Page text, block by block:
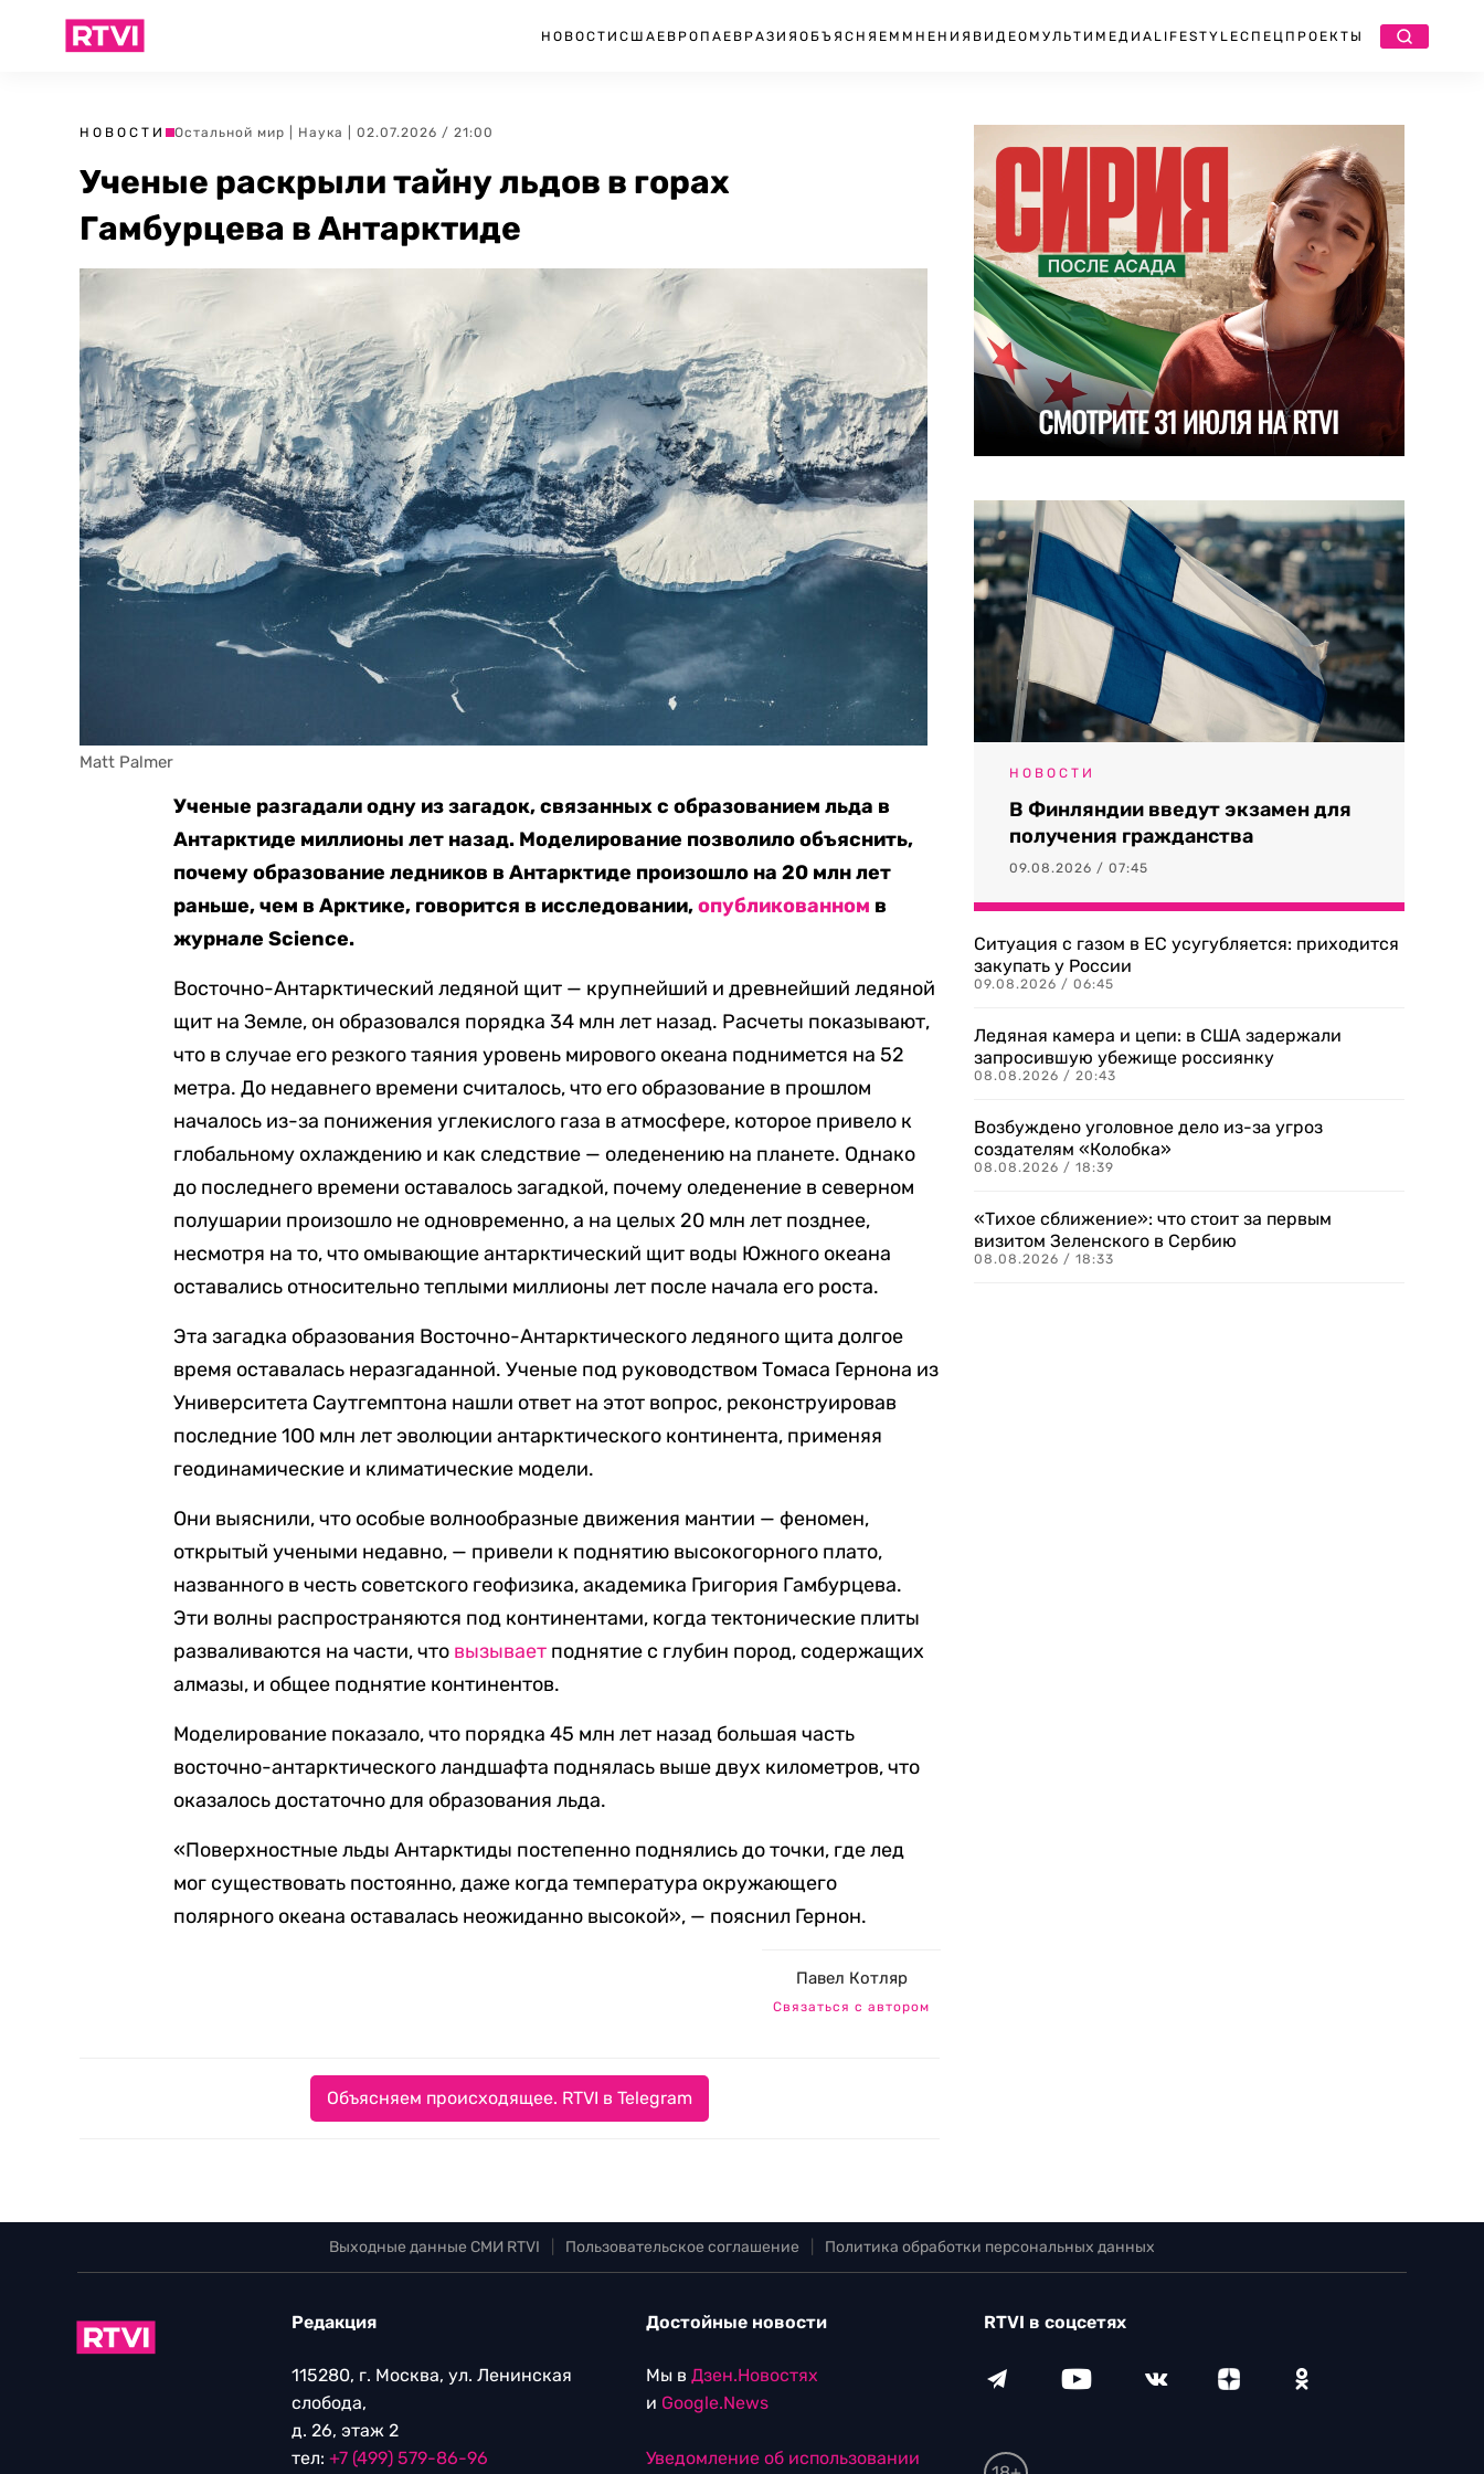
НОВОСТИ США ЕВРОПА ЕВРАЗИЯ ОБЪЯСНЯЕМ МНЕНИЯ ВИДЕО МУЛЬТИМЕДИА LIFESTYLEСПЕЦПРОЕКТЫ
НОВОСТИ Остальной мир Наука | 02.07.2026 / 21:00
Ученые раскрыли тайну льдов в горах
Гамбурцева в Антарктиде
Matt Palmer
Ученые разгадали одну из загадок, связанных с образованием льда в
Антарктиде миллионы лет назад. Моделирование позволило объяснить,
почему образование ледников в Антарктиде произошло на 20 млн лет
раньше, чем в Арктике, говорится в исследовании,опубликованном в
журналеScience.
Восточно-Антарктический ледяной щит — крупнейший и древнейший ледяной
щит на Земле, он образовался порядка 34 млн лет назад. Расчеты показывают,
что в случае его резкого таяния уровень мирового океана поднимется на 52
метра. До недавнего времени считалось, что его образование в прошлом
началось из-за понижения углекислого газа в атмосфере, которое привело к
глобальному охлаждению и как следствие — оледенению на планете. Однако
до последнего времени оставалось загадкой, почему оледенение в северном
полушарии произошло не одновременно, а на целых 20 млн лет позднее,
несмотря на то, что омывающие антарктический щит воды Южного океана
оставались относительно теплыми миллионы лет после начала его роста.
Эта загадка образования Восточно-Антарктического ледяного щита долгое
время оставалась неразгаданной. Ученые под руководством Томаса Гернона из
Университета Саутгемптона нашли ответ на этот вопрос, реконструировав
последние 100 млн лет эволюции антарктического континента, применяя
геодинамические и климатические модели.
Они выяснили, что особые волнообразные движения мантии — феномен,
открытый учеными недавно, — привели к поднятию высокогорного плато,
названного в честь советского геофизика, академика Григория Гамбурцева.
Эти волны распространяются под континентами, когда тектонические плиты
разваливаются на части, что вызывает поднятие с глубин пород, содержащих
алмазы, и общее поднятие континентов.
Моделирование показало, что порядка 45 млн лет назад большая часть
восточно-антарктического ландшафта поднялась выше двух километров, что
оказалось достаточно для образования льда.
«Поверхностные льды Антарктиды постепенно поднялись до точки, где лед
мог существовать постоянно, даже когда температура окружающего
полярного океана оставалась неожиданно высокой», — пояснил Гернон.
Павел Котляр
Связаться с автором
Объясняем происходящее. RTVI в Telegram
НОВОСТИ
В Финляндии введут экзамен для
получения гражданства
09.08.2026 / 07:45
Ситуация с газом в ЕС усугубляется: приходится
закупать у России
09.08.2026 / 06:45
Ледяная камера и цепи: в США задержали
запросившую убежище россиянку
08.08.2026 / 20:43
Возбуждено уголовное дело из-за угроз
создателям «Колобка»
08.08.2026 / 18:39
«Тихое сближение»: что стоит за первым
визитом Зеленского в Сербию
08.08.2026 / 18:33
Выходные данные СМИ RTVI Пользовательское соглашение Политика обработки персональных данных
Редакция
115280, г. Москва, ул. Ленинская
слобода,
д. 26, этаж 2
тел: +7 (499) 579-86-96
Достойные новости
Мы в Дзен.Новостях
и Google.News
Уведомление об использовании
RTVI в соцсетях